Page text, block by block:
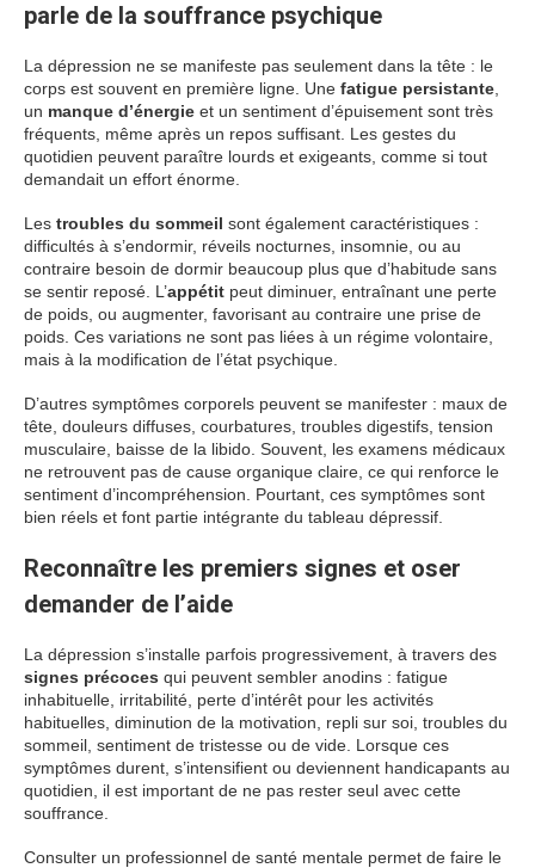
parle de la souffrance psychique
La dépression ne se manifeste pas seulement dans la tête : le
corps est souvent en première ligne. Une fatigue persistante
un manque d’énergie et un sentiment d’épuisement sont très
fréquents, même après un repos suffisant. Les gestes du
quotidien peuvent paraître lourds et exigeants, comme si tout
demandait un effort énorme.
Les troubles du sommeil sont également caractéristiques :
difficultés à s’endormir, réveils nocturnes, insomnie, ou au
contraire besoin de dormir beaucoup plus que d’habitude sans
se sentir reposé. L’appétit peut diminuer, entraînant une perte
de poids, ou augmenter, favorisant au contraire une prise de
poids. Ces variations ne sont pas liées à un régime volontaire,
mais à la modification de l’état psychique.
D’autres symptômes corporels peuvent se manifester : maux de
tête, douleurs diffuses, courbatures, troubles digestifs, tension
musculaire, baisse de la libido. Souvent, les examens médicaux
ne retrouvent pas de cause organique claire, ce qui renforce le
sentiment d’incompréhension. Pourtant, ces symptômes sont
bien réels et font partie intégrante du tableau dépressif.
Reconnaître les premiers signes et oser
demander de l’aide
La dépression s’installe parfois progressivement, à travers des
signes précoces qui peuvent sembler anodins : fatigue
inhabituelle, irritabilité, perte d’intérêt pour les activités
habituelles, diminution de la motivation, repli sur soi, troubles du
sommeil, sentiment de tristesse ou de vide. Lorsque ces
symptômes durent, s’intensifient ou deviennent handicapants au
quotidien, il est important de ne pas rester seul avec cette
souffrance.
Consulter un professionnel de santé mentale permet de faire le